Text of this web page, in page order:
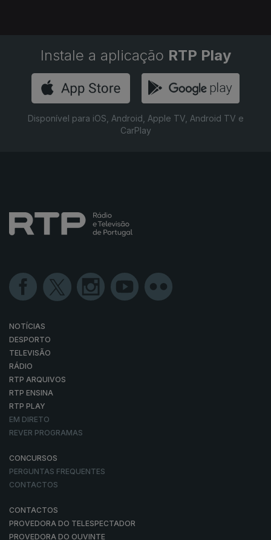
Instale a aplicação RTP Play
Disponível para iOS, Android, Apple TV, Android TV e
CarPlay
NOTÍCIAS
DESPORTO
TELEVISÃO
RÁDIO
RTP ARQUIVOS
RTP ENSINA
RTP PLAY
EM DIRETO
REVER PROGRAMAS
CONCURSOS
PERGUNTAS FREQUENTES
CONTACTOS
CONTACTOS
PROVEDORA DO TELESPECTADOR
PROVEDORA DO OUVINTE